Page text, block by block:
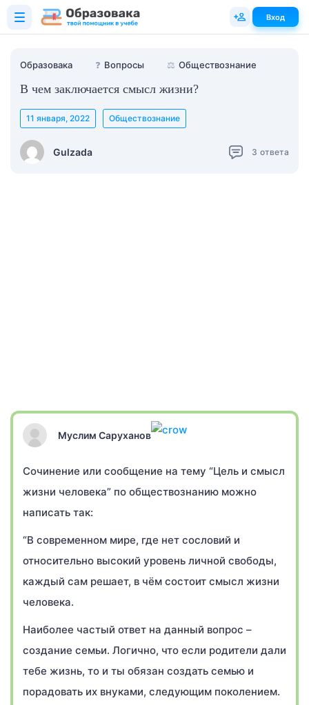
Образовака ❓ Вопросы ⚖️ Обществознание
В чем заключается смысл жизни?
Gulzada
11 января, 2022 Обществознание
3 ответа
Муслим Саруханов
Сочинение или сообщение на тему “Цель и смысл
жизни человека” по обществознанию можно
написать так:
“В современном мире, где нет сословий и
относительно высокий уровень личной свободы,
каждый сам решает, в чём состоит смысл жизни
человека.
Наиболее частый ответ на данный вопрос –
создание семьи. Логично, что если родители дали
тебе жизнь, то и ты обязан создать семью и
порадовать их внуками, следующим поколением.
Вход